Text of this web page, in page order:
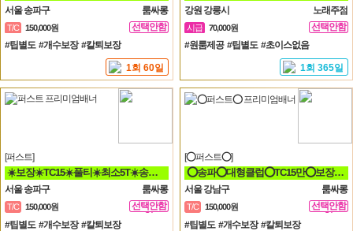
서울 송파구 룸싸롱
T/C 150,000원
선택안함
일
#팁별도 #개수보장 #칼퇴보장
1회 60일
강원 강릉시 노래주점
시급 70,000원
선택안함
일
#원룸제공 #팁별도 #초이스없음
1회 365일
[퍼스트]
☀️보장☀️TC15☀️풀티☀️최소5T☀️송파방이잠실석촌☀️강남역삼☀️선릉
서울 송파구 룸싸롱
T/C 150,000원
선택안함
일
#팁별도 #개수보장 #칼퇴보장
[⭕퍼스트⭕]
⭕송파⭕대형클럽⭕TC15만⭕보장⭕최소5개⭕송파⭕방이⭕잠실⭕석촌⭕강남⭕역삼⭕선릉⭕
서울 강남구 룸싸롱
T/C 150,000원
선택안함
일
#팁별도 #개수보장 #칼퇴보장